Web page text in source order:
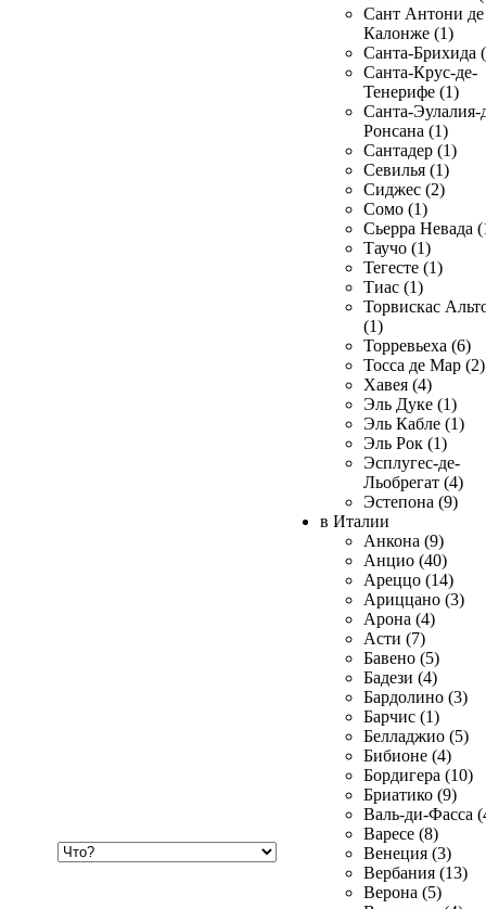
Сант Антони де
Калонже (1)
Санта-Брихида
Санта-Крус-де-
Тенерифе (1)
Санта-Эулалия-
Ронсана (1)
Сантадер (1)
Севилья (1)
Сиджес (2)
Сомо (1)
Сьерра Невада
Таучо (1)
Тегесте (1)
Тиас (1)
Торвискас
(1)
Торревьеха (6)
Тосса де Мар (2)
Хавея (4)
Эль Дуке (1)
Эль Кабле (1)
Эль Рок (1)
Эсплугес-де-
Льобрегат (4)
Эстепона (9)
в Италии
Анкона (9)
Анцио (40)
Ареццо (14)
Ариццано (3)
Арона (4)
Асти (7)
Бавено (5)
Бадези (4)
Бардолино (3)
Барчис (1)
Белладжио (5)
Бибионе (4)
Бордигера (10)
Бриатико (9)
Валь-ди-Фасса
Варесе (8)
Венеция (3)
Вербания (13)
Верона (5)